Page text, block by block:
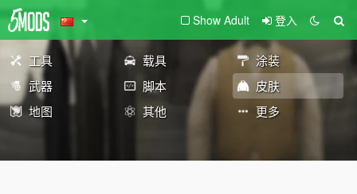
Show Adult 登入
工具 载具
涂装
武器
脚本
皮肤
地图
其他 更多